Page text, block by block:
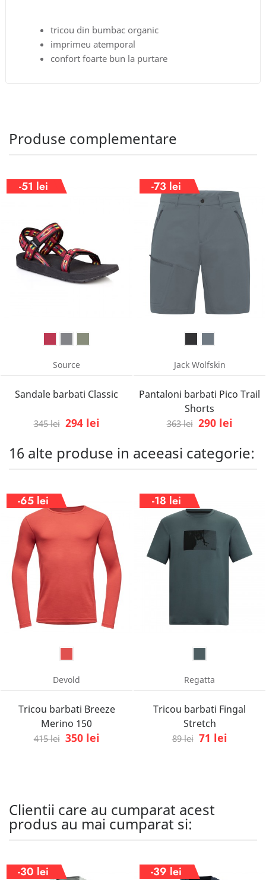
tricou din bumbac organic
imprimeu atemporal
confort foarte bun la purtare
Produse complementare
-51 lei
Source
Sandale barbati Classic
345 lei 294 lei
-73 lei
Jack Wolfskin
Pantaloni barbati Pico Trail
Shorts
363 lei 290 lei
16 alte produse in aceeasi categorie:
-65 lei
Devold
Tricou barbati Breeze
Merino 150
415 lei 350 lei
-18 lei
Regatta
Tricou barbati Fingal
Stretch
89 lei 71 lei
Clientii care au cumparat acest
produs au mai cumparat si:
-30 lei -39 lei